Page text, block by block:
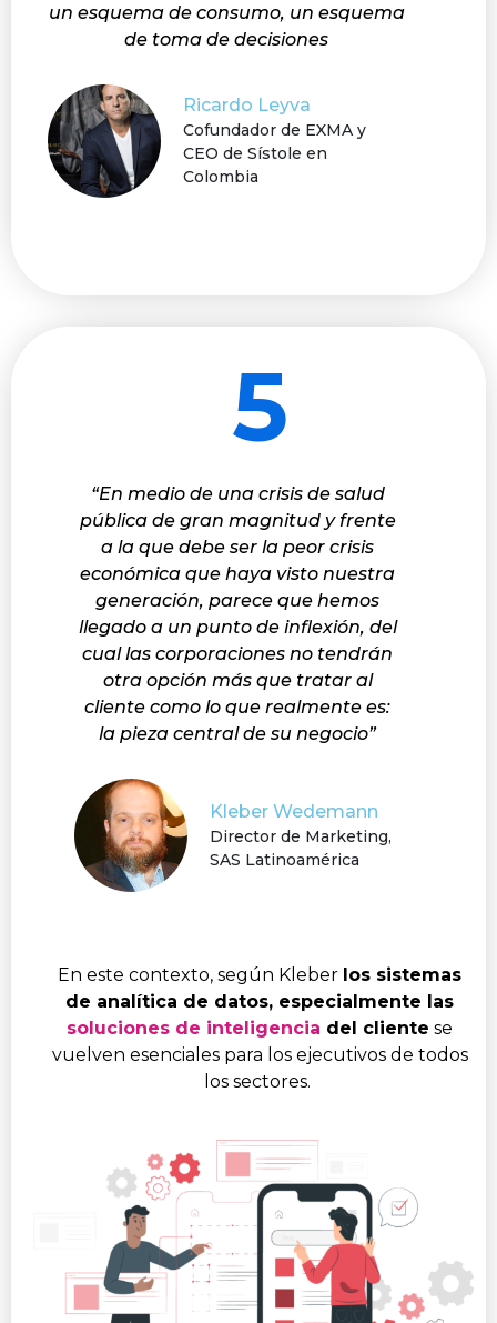
un esquema de consumo, un esquema
de toma de decisiones
Ricardo Leyva
Cofundador de EXMA y
CEO de Sístole en
Colombia
5
“En medio de una crisis de salud
pública de gran magnitud y frente
a la que debe ser la peor crisis
económica que haya visto nuestra
generación, parece que hemos
llegado a un punto de inflexión, del
cual las corporaciones no tendrán
otra opción más que tratar al
cliente como lo que realmente es:
la pieza central de su negocio”
Kleber Wedemann
Director de Marketing,
SAS Latinoamérica
En este contexto, según Kleber los sistemas
de analítica de datos, especialmente las
soluciones de inteligencia del cliente se
vuelven esenciales para los ejecutivos de todos
los sectores.